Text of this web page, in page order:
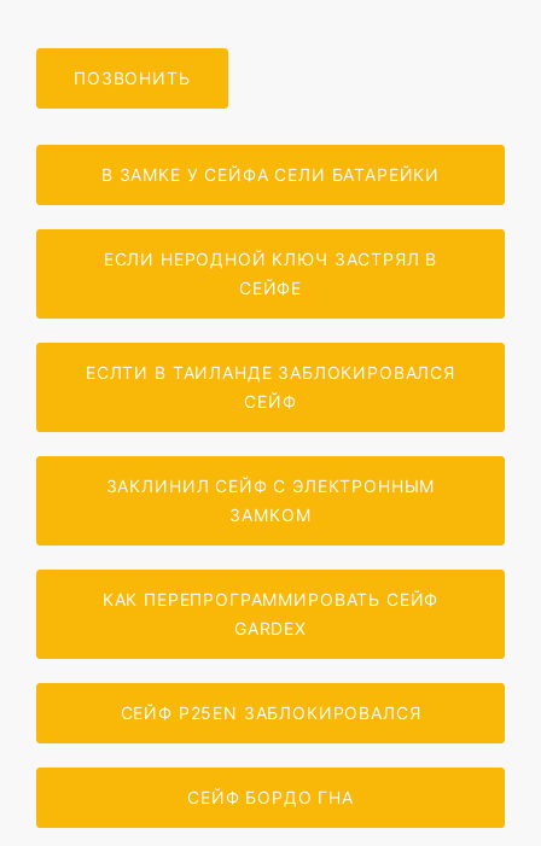
ПОЗВОНИТЬ
В ЗАМКЕ У СЕЙФА СЕЛИ БАТАРЕЙКИ
ЕСЛИ НЕРОДНОЙ КЛЮЧ ЗАСТРЯЛ В
СЕЙФЕ
ЕСЛТИ В ТАИЛАНДЕ ЗАБЛОКИРОВАЛСЯ
СЕЙФ
ЗАКЛИНИЛ СЕЙФ С ЭЛЕКТРОННЫМ
ЗАМКОМ
КАК ПЕРЕПРОГРАММИРОВАТЬ СЕЙФ
GARDEX
СЕЙФ P25EN ЗАБЛОКИРОВАЛСЯ
СЕЙФ БОРДО ГНА